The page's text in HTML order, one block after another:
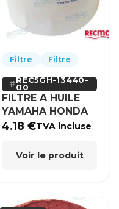
Filtre Filtre
REC5GH-13440-
00
FILTRE A HUILE
YAMAHA HONDA
4.18€TVA incluse
Voir le produit